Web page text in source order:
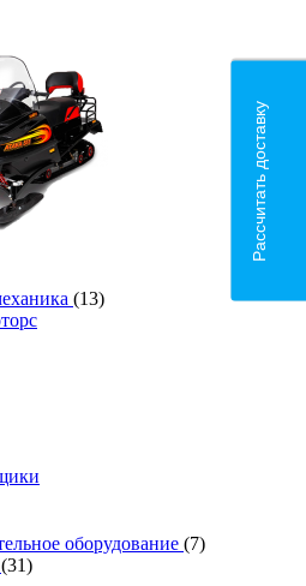
(13)
оборудование (7)
(31)
Рассчитать доставку